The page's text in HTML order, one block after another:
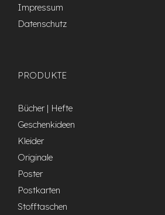
Impressum
Datenschutz
PRODUKTE
Bücher | Hefte
Geschenkideen
Kleider
Originale
Poster
Postkarten
Stofftaschen